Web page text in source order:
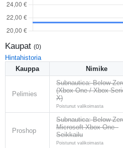
Kaupat (0)
Hintahistoria
Kauppa
Nimike
Pelimies
Subnautica: Below
(Xbox One / Xbox
X)
Poistunut valikoimasta
Proshop
Subnautica: Below
Microsoft Xbox One -
Seikkailu
Poistunut valikoimasta